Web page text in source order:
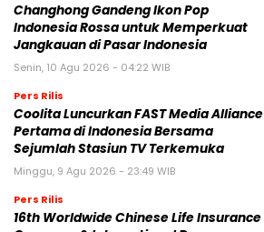
Changhong Gandeng Ikon Pop
Indonesia Rossa untuk Memperkuat
Jangkauan di Pasar Indonesia
Senin, 10 Agu 2026 - 04:22 WIB
Pers Rilis
Coolita Luncurkan FAST Media Alliance
Pertama di Indonesia Bersama
Sejumlah Stasiun TV Terkemuka
Minggu, 9 Agu 2026 - 23:49 WIB
Pers Rilis
16th Worldwide Chinese Life Insurance